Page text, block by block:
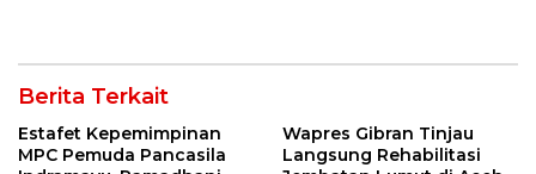
Berita Terkait
Estafet Kepemimpinan
MPC Pemuda Pancasila
Wapres Gibran Tinjau
Langsung Rehabilitasi